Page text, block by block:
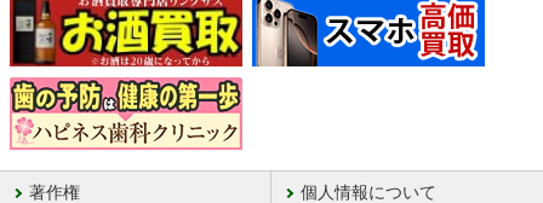
著作権 個人情報について